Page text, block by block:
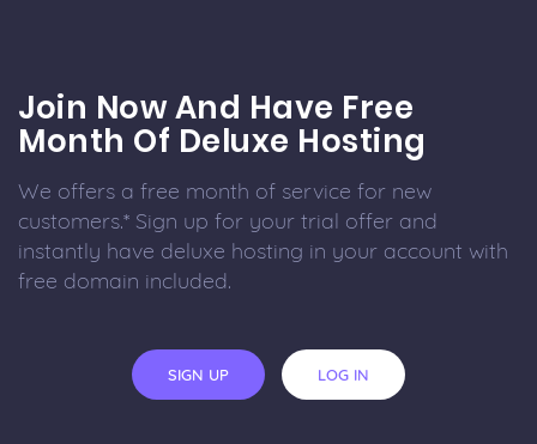
Join Now And Have Free
Month Of Deluxe Hosting
We offers a free month of service for new
customers.* Sign up for your trial offer and
instantly have deluxe hosting in your account with
free domain included.
SIGN UP LOG IN